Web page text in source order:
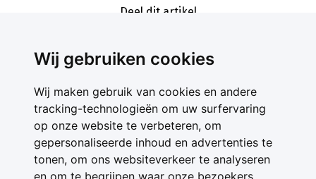
Wij gebruiken cookies
Wij maken gebruik van cookies en andere
tracking-technologieën om uw surfervaring
op onze website te verbeteren, om
gepersonaliseerde inhoud en advertenties te
tonen, om ons websiteverkeer te analyseren
en om te begrijpen waar onze bezoekers
Deel dit artikel
Contact
Feedback